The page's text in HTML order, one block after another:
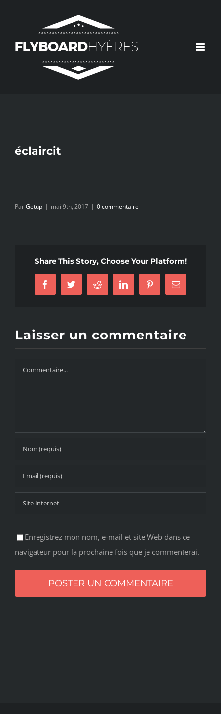
éclaircit
ParGetup | mai 9th, 2017 | 0 commentaire
Share This Story, Choose Your Platform!
FacebookTwitterReddit LinkedInPinterestEmail
Laisser un commentaire
Commentaire
Enregistrez mon nom, e-mail et site Web dans ce
navigateur pour la prochaine fois que je commenterai.